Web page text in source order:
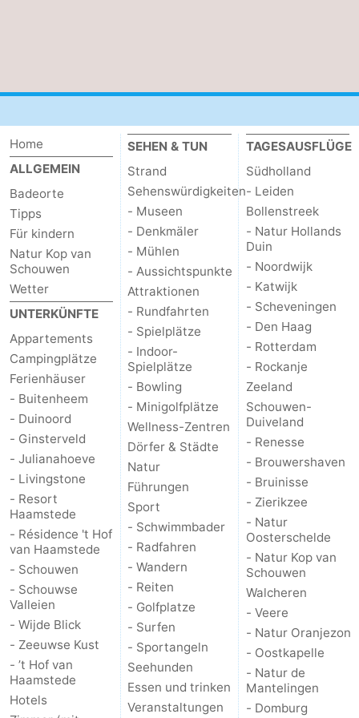
Brouwershaven
-
Bruinisse
-
Zierikzee
-
Natur
Oosterschelde
-
Natur
Kop
van
Schouwen
Walcheren
-
Veere
-
Natur
Oranjezon
-
Oostkapelle
Natur
de
Mantelingen
Domburg
-
Zoutelande
-
Vlissingen
-
Middelburg
Wetter
Kontakt
Home
ALLGEMEIN
Badeorte
Tipps
Für kindern
Natur Kop van
Schouwen
Wetter
UNTERKÜNFTE
Appartements
Campingplätze
Ferienhäuser
- Buitenheem
- Duinoord
- Ginsterveld
- Julianahoeve
- Livingstone
- Resort
Haamstede
- Résidence 't Hof
van Haamstede
- Schouwen
- Schouwse
Valleien
- Wijde Blick
- Zeeuwse Kust
- ’t Hof van
Haamstede
Hotels
SEHEN & TUN
Strand
Sehenswürdigkeiten
- Museen
- Denkmäler
- Mühlen
- Aussichtspunkte
Attraktionen
- Rundfahrten
- Spielplätze
- Indoor-
Spielplätze
- Bowling
- Minigolfplätze
Wellness-Zentren
Dörfer & Städte
Natur
Führungen
Sport
- Schwimmbader
- Radfahren
- Wandern
- Reiten
- Golfplatze
- Surfen
- Sportangeln
Seehunden
Essen und trinken
Veranstaltungen
TAGESAUSFLÜGE
Südholland
- Leiden
Bollenstreek
- Natur Hollands
Duin
- Noordwijk
- Katwijk
- Scheveningen
- Den Haag
- Rotterdam
- Rockanje
Zeeland
Schouwen-
Duiveland
- Renesse
- Brouwershaven
- Bruinisse
- Zierikzee
- Natur
Oosterschelde
- Natur Kop van
Schouwen
Walcheren
- Veere
- Natur Oranjezon
- Oostkapelle
- Natur de
Mantelingen
- Domburg